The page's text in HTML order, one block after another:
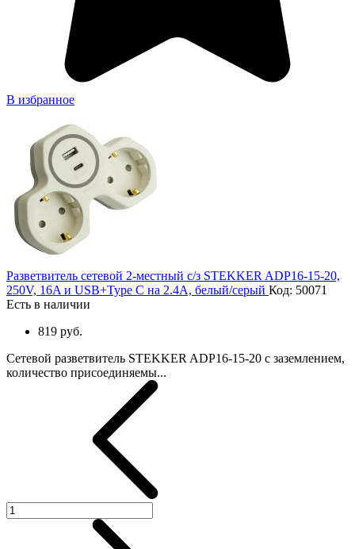
В избранное
Разветвитель сетевой 2-местный с/з STEKKER ADP16-15-20,
250V, 16A и USB+Type C на 2.4А, белый/серый Код: 50071
Есть в наличии
819 руб.
Сетевой разветвитель STEKKER ADP16-15-20 с заземлением,
количество присоединяемы...